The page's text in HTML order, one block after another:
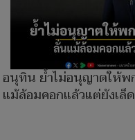
อนุทิน ย้ำไม่อนุญาตให้พ
แม้ล้อมคอกแล้วแต่ยังเล็